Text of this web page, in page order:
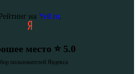
на Yell.ru.
место ⭐ 5.0
пользователей Яндекса